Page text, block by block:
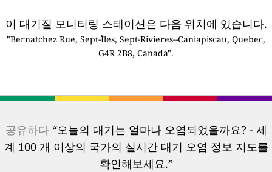
이 대기질 모니터링 스테이션은 다음 위치에 있습니다.
"Bernatchez Rue, Sept-Îles, Sept-Rivieres--Caniapiscau, Quebec,
G4R 2B8, Canada".
공유하다“오늘의 대기는 얼마나 오염되었을까요? - 세
계 100 개 이상의 국가의 실시간 대기 오염 정보 지도를
확인해보세요.”